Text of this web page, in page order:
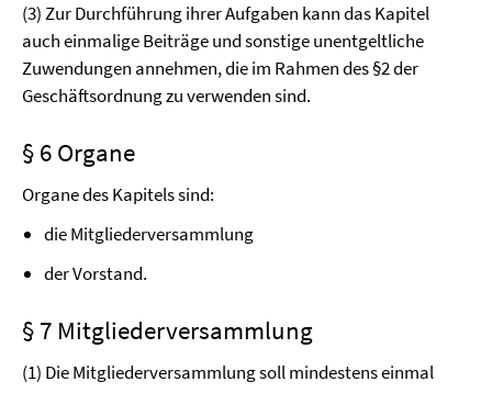
(3) Zur Durchführung ihrer Aufgaben kann das Kapitel
auch einmalige Beiträge und sonstige unentgeltliche
Zuwendungen annehmen, die im Rahmen des §2 der
Geschäftsordnung zu verwenden sind.
§ 6 Organe
Organe des Kapitels sind:
die Mitgliederversammlung
der Vorstand.
§ 7 Mitgliederversammlung
(1) Die Mitgliederversammlung soll mindestens einmal